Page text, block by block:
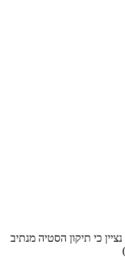
כי תיקון הסטיה מנתיב